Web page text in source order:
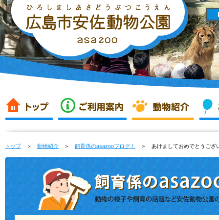
トップ＞ 動物紹介 ＞ 飼育係のasazooブログ！ ＞ あけましておめでとうござ